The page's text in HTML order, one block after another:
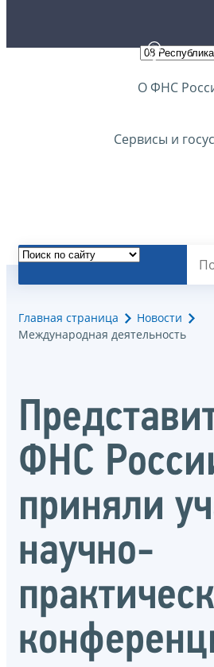
О ФНС
Сервисы и
Главная страница
Новости
Международная деятельность
ФНС
приняли
научно-